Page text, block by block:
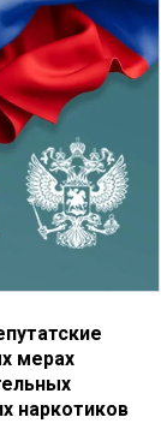
мерах
наркотиков